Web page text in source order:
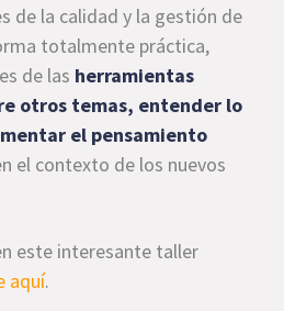
de la calidad y la gestión de
totalmente práctica,
de las herramientas
otros temas, entender lo
el pensamiento
el contexto de los nuevos
este interesante taller
aquí.